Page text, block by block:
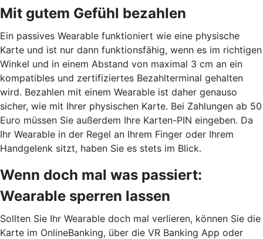
Mit gutem Gefühl bezahlen
Ein passives Wearable funktioniert wie eine physische
Karte und ist nur dann funktionsfähig, wenn es im richtigen
Winkel und in einem Abstand von maximal 3 cm an ein
kompatibles und zertifiziertes Bezahlterminal gehalten
wird. Bezahlen mit einem Wearable ist daher genauso
sicher, wie mit Ihrer physischen Karte. Bei Zahlungen ab 50
Euro müssen Sie außerdem Ihre Karten-PIN eingeben. Da
Ihr Wearable in der Regel an Ihrem Finger oder Ihrem
Handgelenk sitzt, haben Sie es stets im Blick.
Wenn doch mal was passiert:
Wearable sperren lassen
Sollten Sie Ihr Wearable doch mal verlieren, können Sie die
Karte im OnlineBanking, über die VR Banking App oder